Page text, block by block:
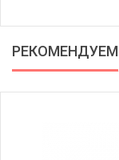
РЕКОМЕНДУЕМ